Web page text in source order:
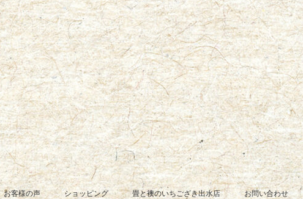
お客様の声 ショッピング 畳と襖のいちござき出水店 お問い合わせ